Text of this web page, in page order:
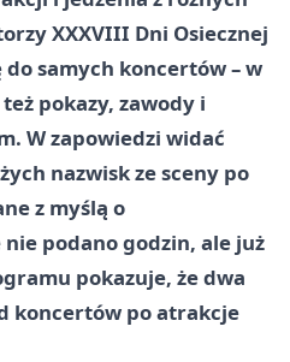
XXXVIII Dni Osiecznej
samych koncertów – w
pokazy, zawody i
W zapowiedzi widać
nazwisk ze sceny po
z myślą o
nie podano godzin, ale już
pokazuje, że dwa
koncertów po atrakcje